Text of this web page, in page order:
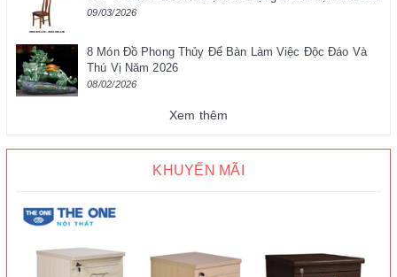
09/03/2026
8 Món Đồ Phong Thủy Để Bàn Làm Việc Độc Đáo Và
Thú Vị Năm 2026
08/02/2026
Xem thêm
KHUYẾN MÃI